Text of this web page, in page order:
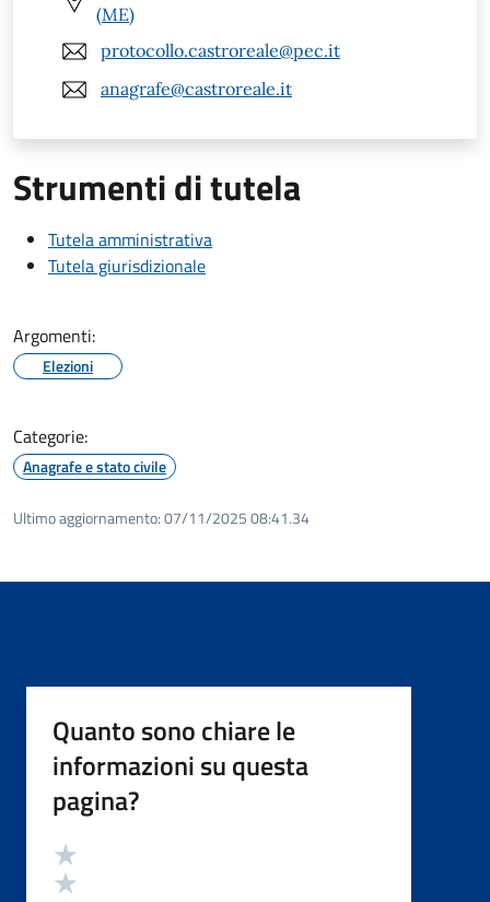
(ME)
protocollo.castroreale@pec.it
anagrafe@castroreale.it
Strumenti di tutela
Tutela amministrativa
Tutela giurisdizionale
Argomenti:
Elezioni
Categorie:
Anagrafe e stato civile
Ultimo aggiornamento:07/11/2025 08:41.34
Quanto sono chiare le
informazioni su questa
pagina?
Valutazione